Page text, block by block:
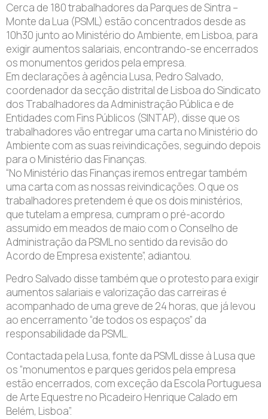
Cerca de 180 trabalhadores da Parques de Sintra –
Monte da Lua (PSML) estão concentrados desde as
10h30 junto ao Ministério do Ambiente, em Lisboa, para
exigir aumentos salariais, encontrando-se encerrados
os monumentos geridos pela empresa.
Em declarações à agência Lusa, Pedro Salvado,
coordenador da secção distrital de Lisboa do Sindicato
dos Trabalhadores da Administração Pública e de
Entidades com Fins Públicos (SINTAP), disse que os
trabalhadores vão entregar uma carta no Ministério do
Ambiente com as suas reivindicações, seguindo depois
para o Ministério das Finanças.
“No Ministério das Finanças iremos entregar também
uma carta com as nossas reivindicações. O que os
trabalhadores pretendem é que os dois ministérios,
que tutelam a empresa, cumpram o pré-acordo
assumido em meados de maio com o Conselho de
Administração da PSML no sentido da revisão do
Acordo de Empresa existente”, adiantou.
Pedro Salvado disse também que o protesto para exigir
aumentos salariais e valorização das carreiras é
acompanhado de uma greve de 24 horas, que já levou
ao encerramento “de todos os espaços” da
responsabilidade da PSML.
Contactada pela Lusa, fonte da PSML disse à Lusa que
os “monumentos e parques geridos pela empresa
estão encerrados, com exceção da Escola Portuguesa
de Arte Equestre no Picadeiro Henrique Calado em
Belém, Lisboa”.